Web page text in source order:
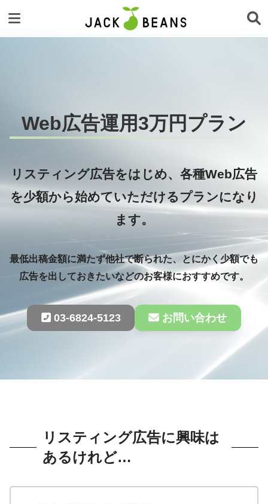
Web広告運用3万円プラン
リスティング広告をはじめ、各種Web広告
を少額から始めていただけるプランになり
ます。
最低出稿金額に満たず他社で断られた、とにかく少額でも
広告を出しておきたいなどのお客様におすすめです。
03-6824-5123 お問い合わせ
リスティング広告に興味は
あるけれど…